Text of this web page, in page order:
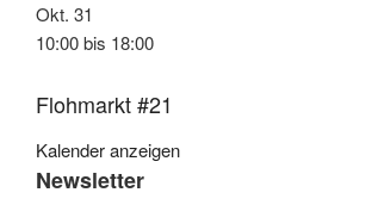
Okt. 31
10:00bis 18:00
Flohmarkt #21
Kalender anzeigen
Newsletter